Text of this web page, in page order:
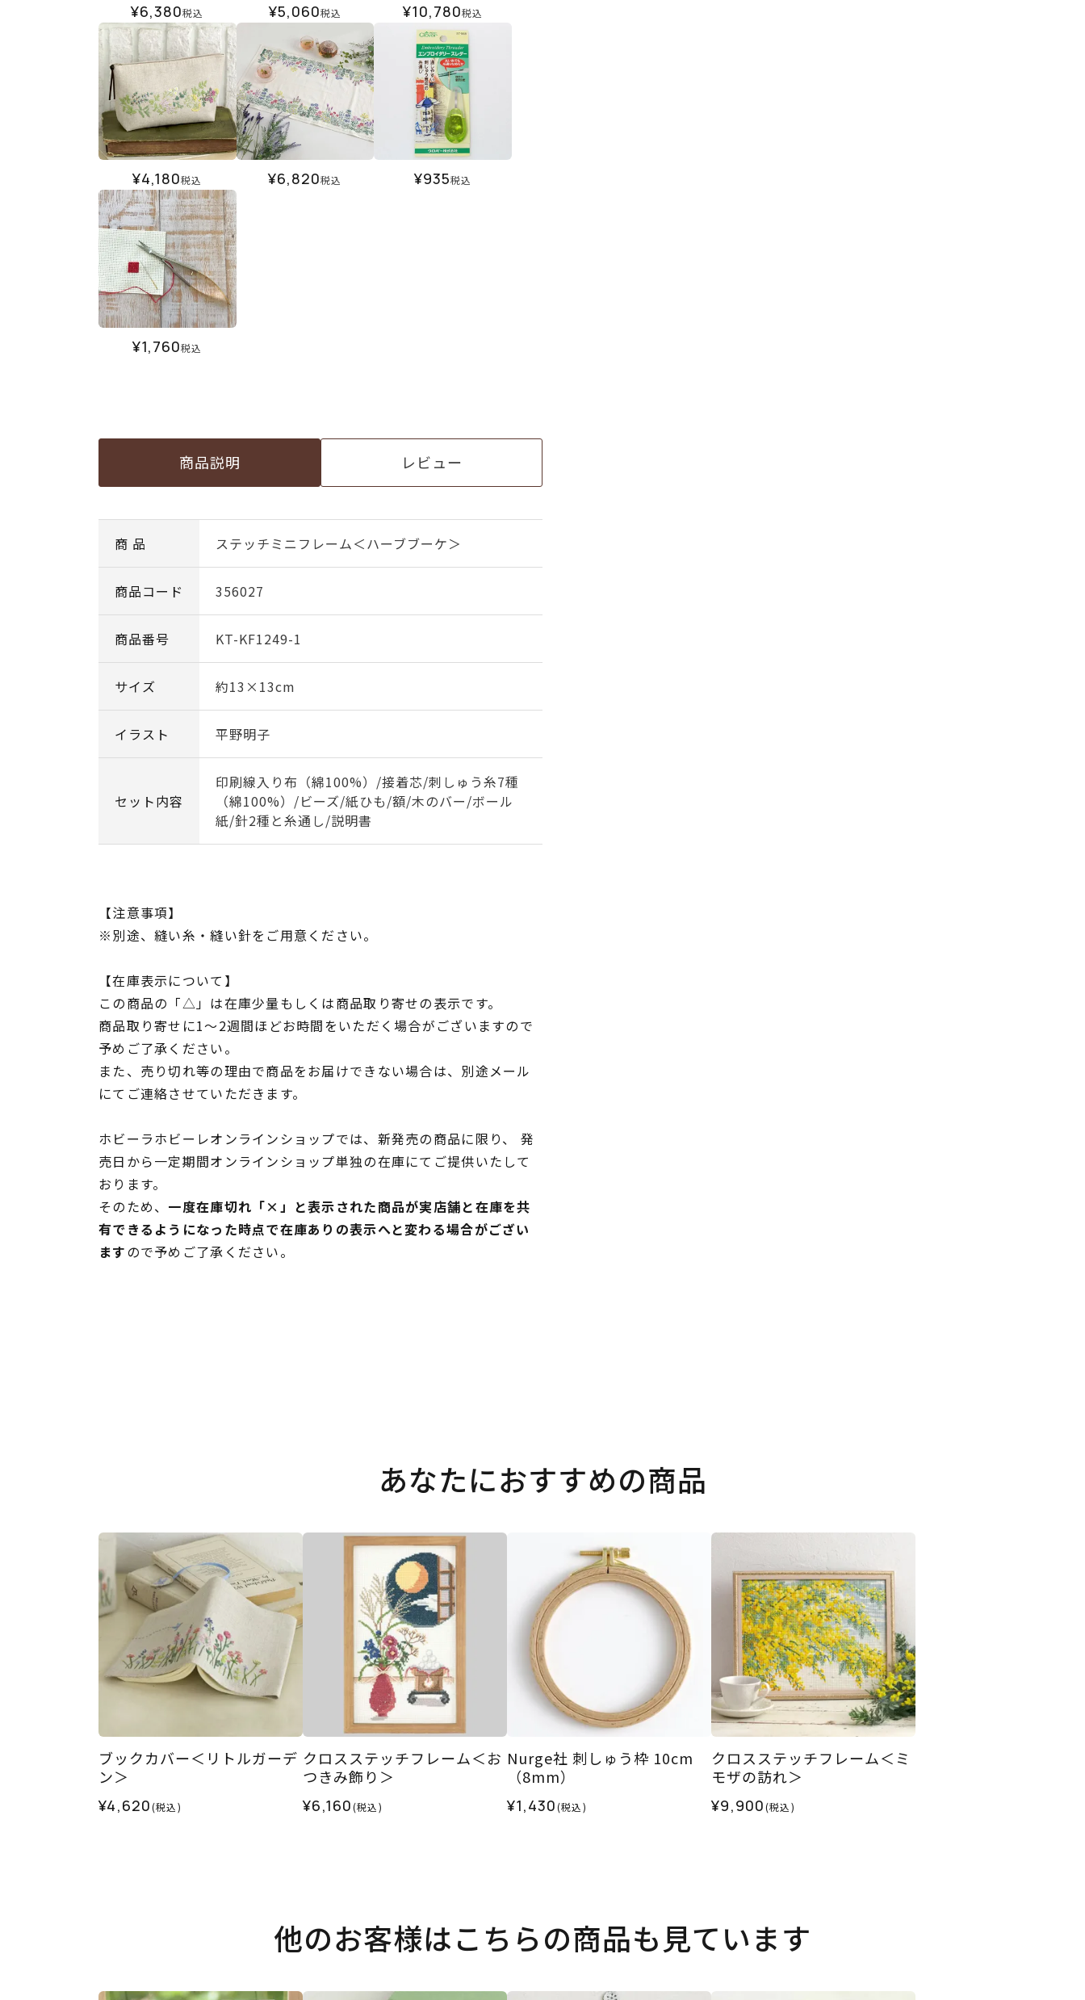
¥6,380税込 ¥5,060税込 ¥10,780税込
¥4,180税込 ¥6,820税込 ¥935税込
¥1,760税込
商品説明 レビュー
商 品 ステッチミニフレーム＜ハーブブーケ＞
商品コード 356027
商品番号 KT-KF1249-1
サイズ 約13×13cm
イラスト 平野明子
セット内容
印刷線入り布（綿100%）/接着芯/刺しゅう糸7種
（綿100%）/ビーズ/紙ひも/額/木のバー/ボール
紙/針2種と糸通し/説明書
【注意事項】
※別途、縫い糸・縫い針をご用意ください。
【在庫表示について】
この商品の「△」は在庫少量もしくは商品取り寄せの表示です。
商品取り寄せに1～2週間ほどお時間をいただく場合がございますので
予めご了承ください。
また、売り切れ等の理由で商品をお届けできない場合は、別途メール
にてご連絡させていただきます。
ホビーラホビーレオンラインショップでは、新発売の商品に限り、 発
売日から一定期間オンラインショップ単独の在庫にてご提供いたして
おります。
そのため、 一度在庫切れ「×」と表示された商品が実店舗と在庫を共
有できるようになった時点で在庫ありの表示へと変わる場合がござい
ますので予めご了承ください。
あなたにおすすめの商品
ブックカバー＜リトルガーデ
ン＞
¥4,620(税込)
クロスステッチフレーム＜お
つきみ飾り＞
¥6,160(税込)
Nurge社 刺しゅう枠 10cm
（8mm）
¥1,430(税込)
クロスステッチフレーム＜ミ
モザの訪れ＞
¥9,900(税込)
他のお客様はこちらの商品も見ています